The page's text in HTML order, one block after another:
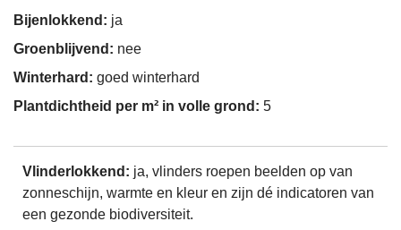
Bijenlokkend: ja
Groenblijvend: nee
Winterhard: goed winterhard
Plantdichtheid per m² in volle grond: 5
Vlinderlokkend: ja, vlinders roepen beelden op van
zonneschijn, warmte en kleur en zijn dé indicatoren van
een gezonde biodiversiteit.